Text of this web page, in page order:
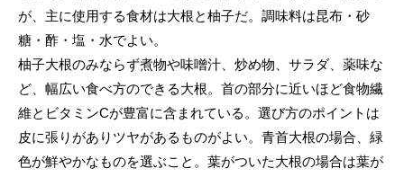
が、主に使用する食材は大根と柚子だ。調味料は昆布・砂
糖・酢・塩・水でよい。
柚子大根のみならず煮物や味噌汁、炒め物、サラダ、薬味な
ど、幅広い食べ方のできる大根。首の部分に近いほど食物繊
維とビタミンCが豊富に含まれている。選び方のポイントは
皮に張りがありツヤがあるものがよい。青首大根の場合、緑
色が鮮やかなものを選ぶこと。葉がついた大根の場合は葉が